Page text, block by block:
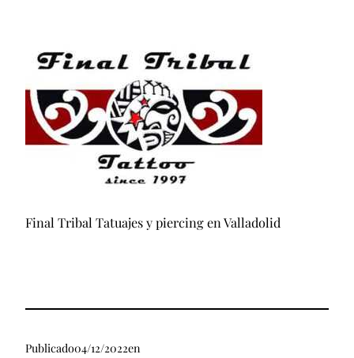
Final Tribal Tatuajes y piercing en Valladolid
Publicado04/12/2022en